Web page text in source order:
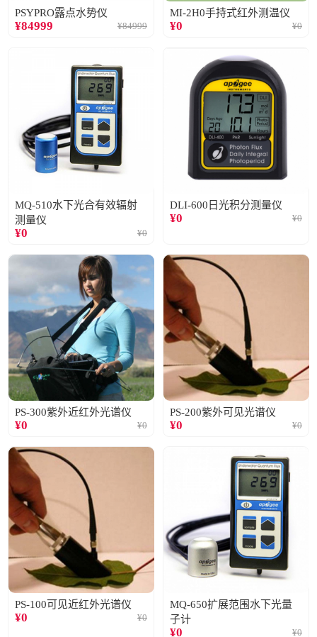
PSYPRO露点水势仪
¥84999 ¥84999
MI-2H0手持式红外测温仪
¥0 ¥0
MQ-510水下光合有效辐射
测量仪
¥0 ¥0
DLI-600日光积分测量仪
¥0 ¥0
PS-300紫外近红外光谱仪
¥0 ¥0
PS-200紫外可见光谱仪
¥0 ¥0
PS-100可见近红外光谱仪
¥0 ¥0
MQ-650扩展范围水下光量
子计
¥0 ¥0